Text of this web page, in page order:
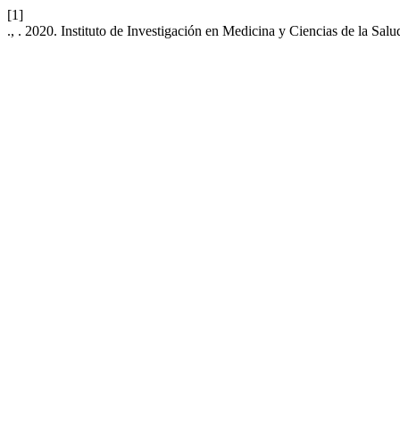
[1]
., . 2020. Instituto de Investigación en Medicina y Ciencias de la